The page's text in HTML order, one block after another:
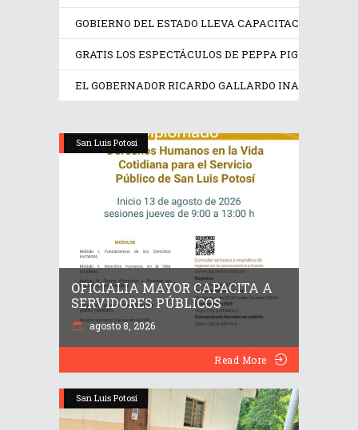
GOBIERNO DEL ESTADO LLEVA CAPACITACIÓN
GRATIS LOS ESPECTÁCULOS DE PEPPA PIG Y
EL GOBERNADOR RICARDO GALLARDO INAUGURA
San Luis Potosí
OFICIALIA MAYOR CAPACITA A
SERVIDORES PÚBLICOS
agosto 8, 2026
Read More
San Luis Potosí